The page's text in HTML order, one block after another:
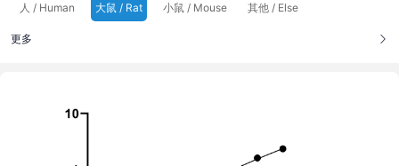
人 / Human
大鼠 / Rat 小鼠 / Mouse 其他 / Else
更多